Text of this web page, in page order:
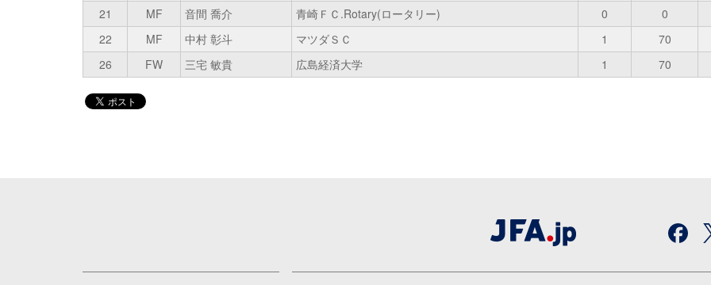
21
MF 音間 喬介 青崎ＦＣ.Rotary(ロータリー) 0 0
22
MF 中村 彰斗 マツダＳＣ 1 70
26
FW 三宅 敏貴 広島経済大学 1 70